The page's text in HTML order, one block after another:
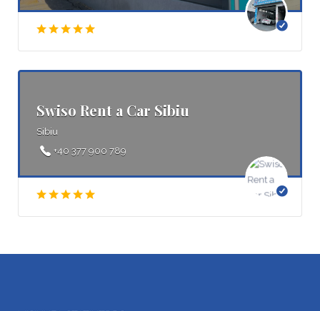
Swiso Rent a Car Sibiu
Sibiu
+40 377 900 789